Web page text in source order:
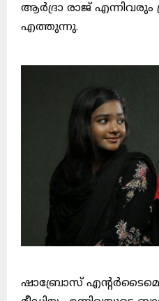
ആർദ്രാ രാജ്
എത്തുന്നു.
ഷാബ്രോസ്